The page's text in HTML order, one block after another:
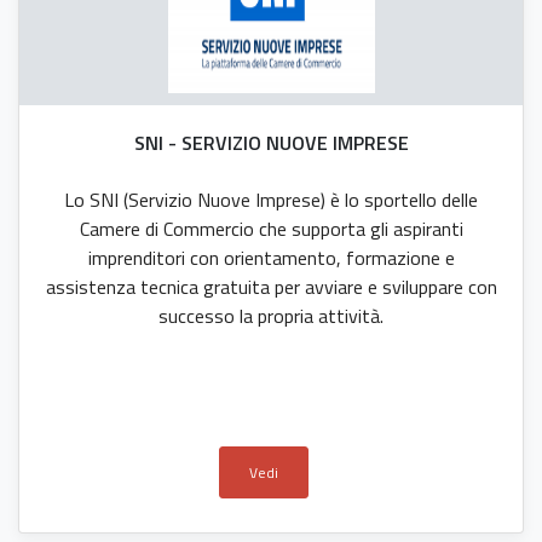
SNI - SERVIZIO NUOVE IMPRESE
Lo SNI (Servizio Nuove Imprese) è lo sportello delle
Camere di Commercio che supporta gli aspiranti
imprenditori con orientamento, formazione e
assistenza tecnica gratuita per avviare e sviluppare con
successo la propria attività.
Vedi